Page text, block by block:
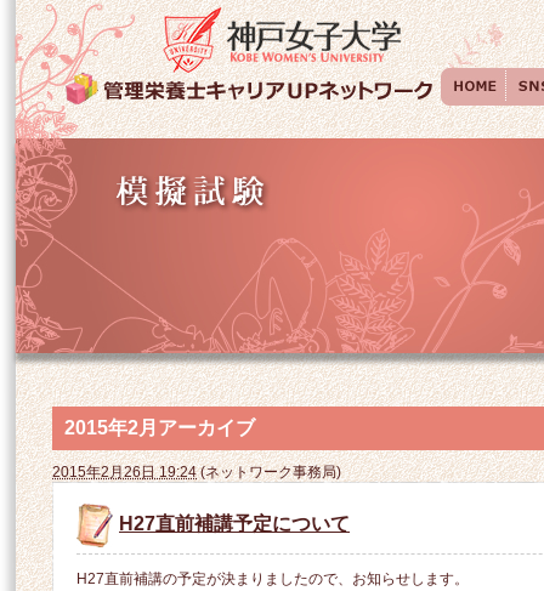
2015年2月アーカイブ
2015年2月26日 19:24(ネットワーク事務局)
H27直前補講予定について
H27直前補講の予定が決まりましたので、お知らせします。